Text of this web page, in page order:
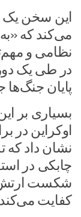
این سخن یک
می‌کند که
نظامی و
در طی یک
پایان
بسیاری بر
اوکراین در
نشان داد که
چابکی در
شکست
کفایت